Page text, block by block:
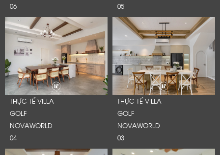
06
05
THỰC TẾ VILLA
GOLF
NOVAWORLD
04
THỰC TẾ VILLA
GOLF
NOVAWORLD
03